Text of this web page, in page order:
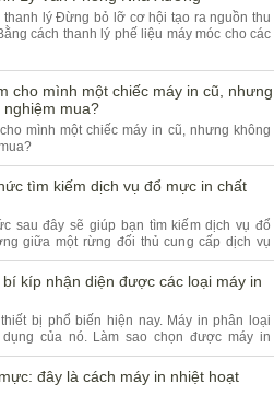
thanh lý Đừng bỏ lỡ cơ hội tạo ra nguồn thu
cách thanh lý phế liệu máy móc cho các
thu mua máy móc cũ các loại uy tín, giá tốt.
vời cho mọi khách hàng.
cho mình một chiếc máy in cũ, nhưng
nghiệm mua?
mình một chiếc máy in cũ, nhưng không
tìm kiếm dịch vụ đổ mực in chất
sau đây sẽ giúp bạn tìm kiếm dịch vụ đổ
giữa một rừng đối thủ cung cấp dịch vụ
hiện nay.
bí kíp nhận diện được các loại máy in
bị phổ biến hiện nay. Máy in phân loại
của nó. Làm sao chọn được máy in
đề đau đầu với nhiều người.
đây là cách máy in nhiệt hoạt